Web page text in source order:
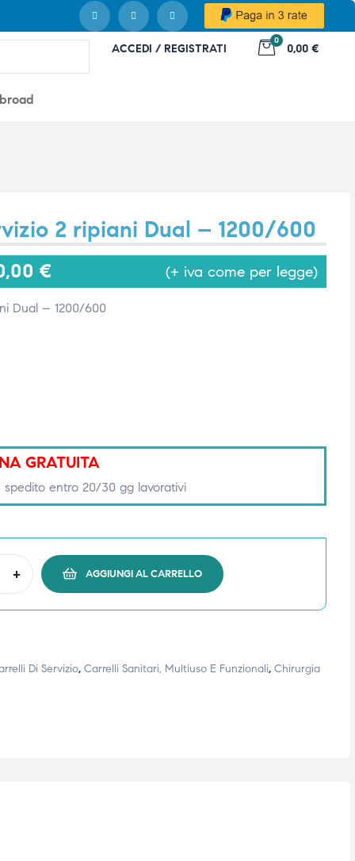
ACCEDI / REGISTRATI
0
0,00 €
2 ripiani Dual – 1200/600
€ (+ iva come per legge)
Dual – 1200/600
GRATUITA
spedito entro 20/30 gg lavorativi
+ AGGIUNGI AL CARRELLO
Di Servizio, Carrelli Sanitari, Multiuso E Funzionali, Chirurgia